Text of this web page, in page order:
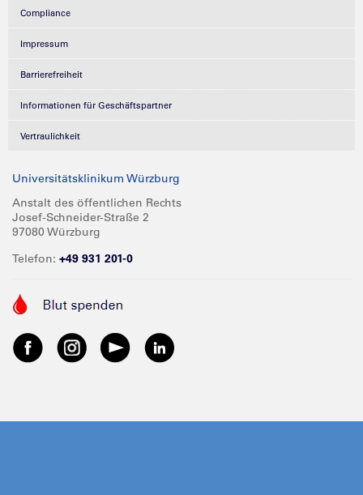
Compliance
Impressum
Barrierefreiheit
Informationen für Geschäftspartner
Vertraulichkeit
Universitätsklinikum Würzburg
Anstalt des öffentlichen Rechts
Josef-Schneider-Straße 2
97080 Würzburg
Telefon: +49 931 201-0